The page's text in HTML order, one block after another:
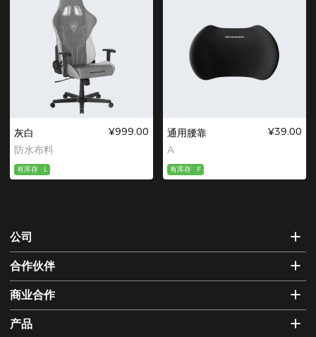
灰白
防水布料
¥999.00
有库存 L
通用腰靠
A
¥39.00
有库存 F
公司
合作伙伴
商业合作
产品